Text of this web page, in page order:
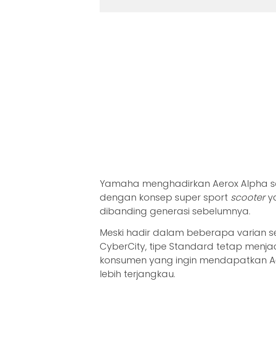
Yamaha menghadirkan Aerox Alpha
dengan konsep super sport scooter
dibanding generasi sebelumnya.
Meski hadir dalam beberapa varian
CyberCity, tipe Standard tetap
konsumen yang ingin mendapatkan
lebih terjangkau.